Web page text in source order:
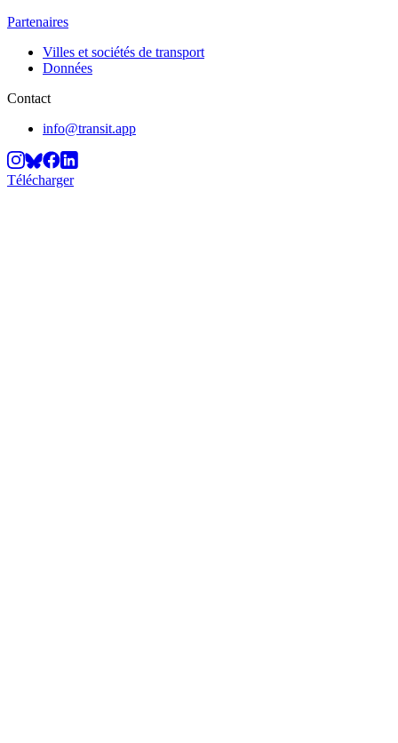
Partenaires
Villes et sociétés de transport
Données
Contact
info@transit.app
Télécharger